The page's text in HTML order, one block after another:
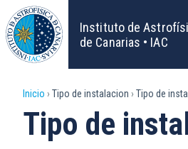
Pasar
al
contenido
principal
Instituto de
de Canarias • IAC
Sobrescribir
enlaces
Inicio Tipo de instalacion Tipo de
Tipo de